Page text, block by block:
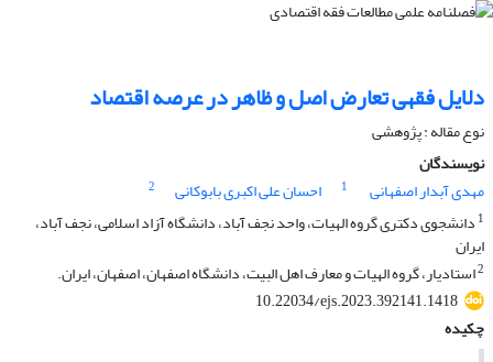
دلایل فقهی تعارض اصل و ظاهر در عرصه اقتصاد
نوع مقاله : پژوهشی
نویسندگان
مهدی آبدار اصفهانی
1 احسان علی اکبری بابوکانی
2
1 دانشجوی دکتری گروه الهیات، واحد نجف آباد، دانشگاه آزاد اسلامی، نجف آباد،
ایران
2استادیار، گروه الهیات و معارف اهل البیت، دانشگاه اصفهان، اصفهان، ایران.
10.22034/ejs.2023.392141.1418
چکیده